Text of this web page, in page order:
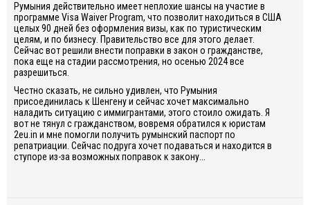
Румыния действительно имеет неплохие шансы на участие в
программе Visa Waiver Program, что позволит находиться в США
целых 90 дней без оформления визы, как по туристическим
целям, и по бизнесу. Правительство все для этого делает.
Сейчас вот решили внести поправки в закон о гражданстве,
пока еще на стадии рассмотрения, но осенью 2024 все
разрешиться.
Честно сказать, не сильно удивлен, что Румыния
присоединилась к Шенгену и сейчас хочет максимально
наладить ситуацию с иммигрантами, этого стоило ожидать. Я
вот не тянул с гражданством, вовремя обратился к юристам
2eu.in и мне помогли получить румынский паспорт по
репатриации. Сейчас подруга хочет подаваться и находится в
ступоре из-за возможных поправок к закону...